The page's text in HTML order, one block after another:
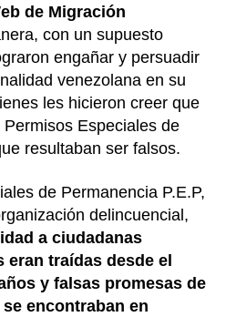
de Migración
con un supuesto
engañar y persuadir
venezolana en su
les hicieron creer que
Especiales de
resultaban ser falsos.
de Permanencia P.E.P,
delincuencial,
a ciudadanas
eran traídas desde el
y falsas promesas de
encontraban en